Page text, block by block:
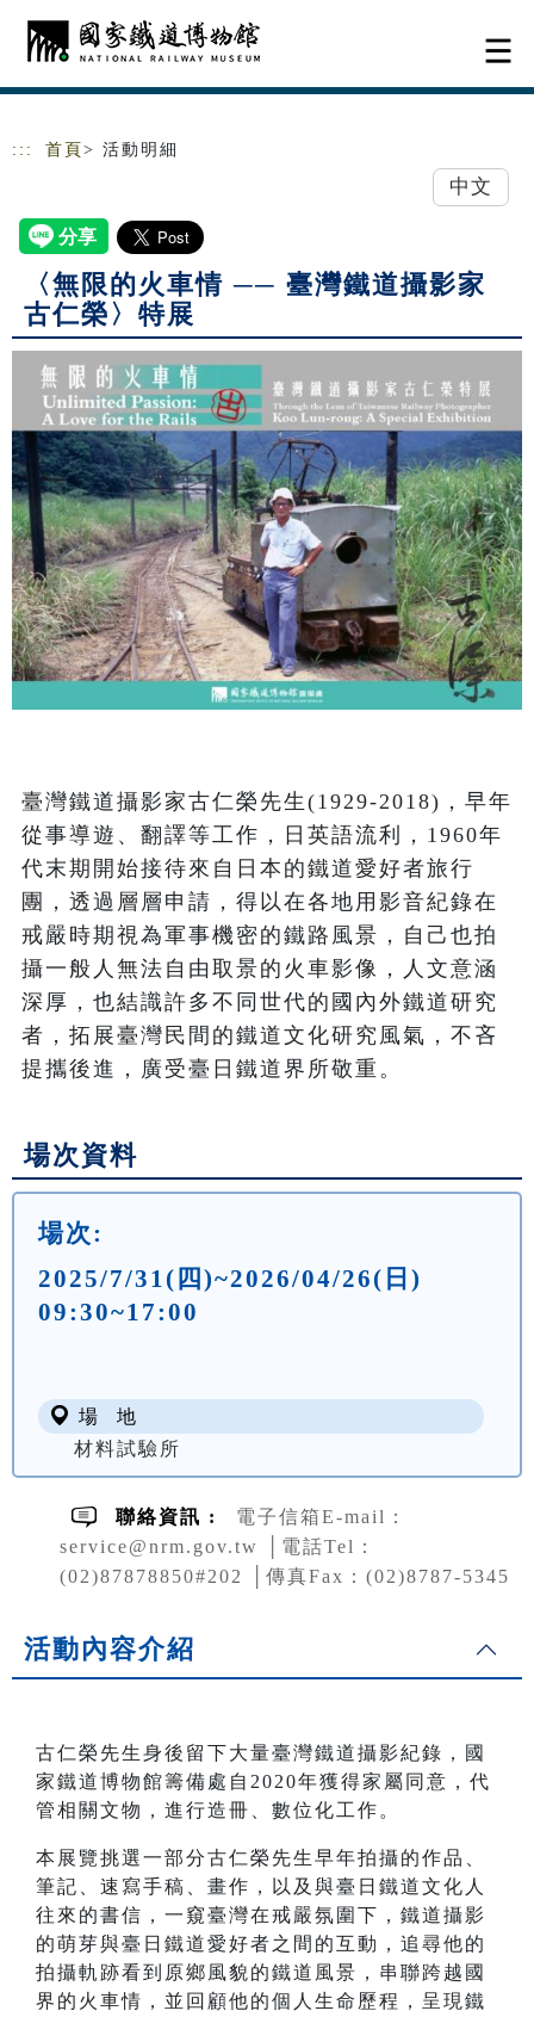
跳到主要內容
網站導覽
::: 首頁 > 活動明細
中文
〈無限的火車情 ── 臺灣鐵道攝影家
古仁榮〉特展
臺灣鐵道攝影家古仁榮先生(1929-2018)，早年
從事導遊、翻譯等工作，日英語流利，1960年
代末期開始接待來自日本的鐵道愛好者旅行
團，透過層層申請，得以在各地用影音紀錄在
戒嚴時期視為軍事機密的鐵路風景，自己也拍
攝一般人無法自由取景的火車影像，人文意涵
深厚，也結識許多不同世代的國內外鐵道研究
者，拓展臺灣民間的鐵道文化研究風氣，不吝
場次資料
場次:
2025/7/31(四)~2026/04/26(日)
09:30~17:00
場 地
材料試驗所
聯絡資訊 :
電子信箱E-mail：
service@nrm.gov.tw │電話Tel：
(02)87878850#202 │傳真Fax：(02)8787-5345
活動內容介紹
古仁榮先生身後留下大量臺灣鐵道攝影紀錄，國
家鐵道博物館籌備處自2020年獲得家屬同意，代
管相關文物，進行造冊、數位化工作。
本展覽挑選一部分古仁榮先生早年拍攝的作品、
筆記、速寫手稿、畫作，以及與臺日鐵道文化人
往來的書信，一窺臺灣在戒嚴氛圍下，鐵道攝影
的萌芽與臺日鐵道愛好者之間的互動，追尋他的
拍攝軌跡看到原鄉風貌的鐵道風景，串聯跨越國
界的火車情，並回顧他的個人生命歷程，呈現鐵